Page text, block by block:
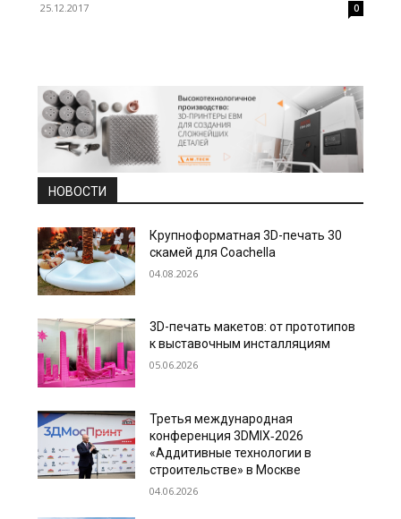
25.12.2017 0
НОВОСТИ
Крупноформатная 3D-печать 30
скамей для Coachella
04.08.2026
3D-печать макетов: от прототипов
к выставочным инсталляциям
05.06.2026
Третья международная
конференция 3DMIX‑2026
«Аддитивные технологии в
строительстве» в Москве
04.06.2026